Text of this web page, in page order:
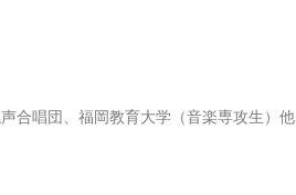
合唱団、福岡教育大学（音楽専攻生）他